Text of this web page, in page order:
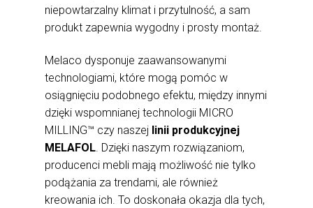
niepowtarzalny klimat i przytulność, a sam
produkt zapewnia wygodny i prosty montaż.
Melaco dysponuje zaawansowanymi
technologiami, które mogą pomóc w
osiągnięciu podobnego efektu, między innymi
dzięki wspomnianej technologii MICRO
MILLING™ czy naszej linii produkcyjnej
MELAFOL. Dzięki naszym rozwiązaniom,
producenci mebli mają możliwość nie tylko
podążania za trendami, ale również
kreowania ich. To doskonała okazja dla tych,